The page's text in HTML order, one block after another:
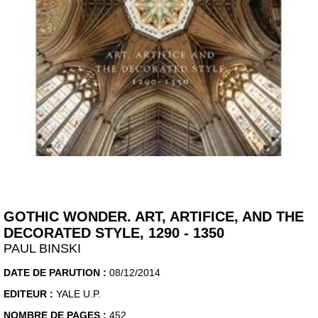
GOTHIC WONDER. ART, ARTIFICE, AND THE
DECORATED STYLE, 1290 - 1350
PAUL BINSKI
DATE DE PARUTION : 08/12/2014
EDITEUR : YALE U.P.
NOMBRE DE PAGES : 452